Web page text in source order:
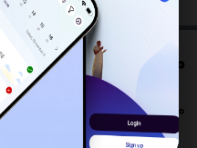
مواقيت الصلاة السيب
ما هو الوقت صلاة في السيب ؟